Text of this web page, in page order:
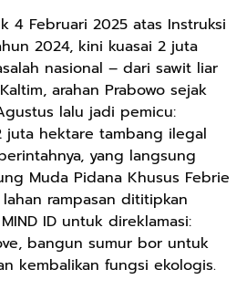
4 Februari 2025 atas Instruksi
2024, kini kuasai 2 juta
nasional – dari sawit liar
arahan Prabowo sejak
lalu jadi pemicu:
juta hektare tambang ilegal
yang langsung
Muda Pidana Khusus Febrie
lahan rampasan dititipkan
ID untuk direklamasi:
bangun sumur bor untuk
kembalikan fungsi ekologis.